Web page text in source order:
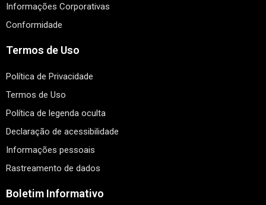
Informações Corporativas
Conformidade
Termos de Uso
Política de Privacidade
Termos de Uso
Política de legenda oculta
Declaração de acessibilidade
Informações pessoais
Rastreamento de dados
Boletim Informativo